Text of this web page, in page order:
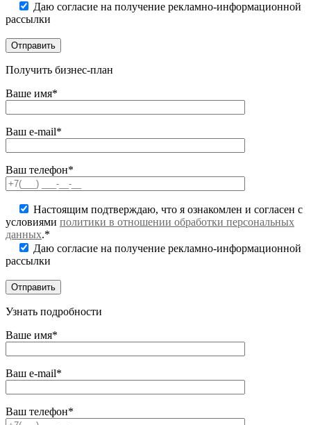
Даю согласие на получение рекламно-информационной
рассылки
Получить бизнес-план
Ваше имя*
Ваш e-mail*
Ваш телефон*
Настоящим подтверждаю, что я ознакомлен и согласен с
условиями политики в отношении обработки персональных
данных.*
Даю согласие на получение рекламно-информационной
рассылки
Узнать подробности
Ваше имя*
Ваш e-mail*
Ваш телефон*